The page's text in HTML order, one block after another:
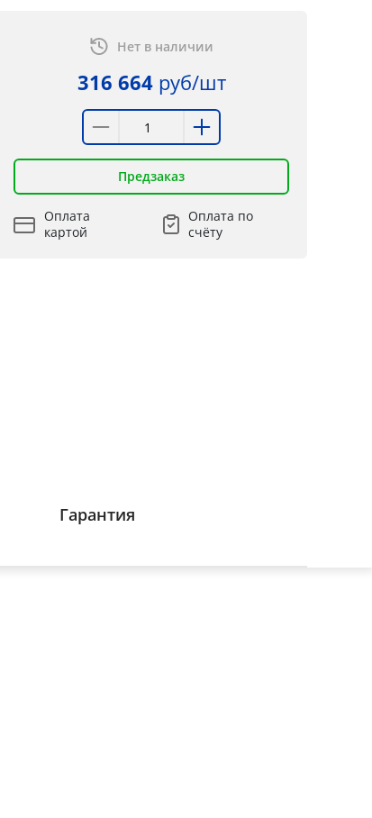
Нет в наличии
316 664руб/шт
Предзаказ
Оплата
картой
Оплата по
счёту
Гарантия